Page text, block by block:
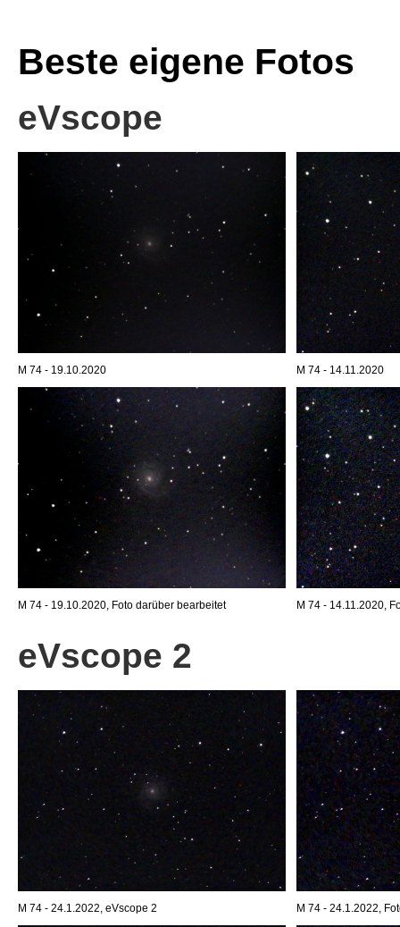
Beste eigene Fotos
eVscope
M 74 - 19.10.2020 M 74 - 14.11.2020
M 74 - 19.10.2020, Foto darüber bearbeitet M 74 - 14.11.2020,
eVscope 2
M 74 - 24.1.2022, eVscope 2 M 74 - 24.1.2022,